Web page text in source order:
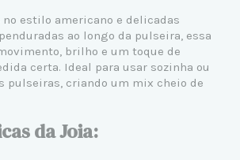
no estilo americano e delicadas
ao longo da pulseira, essa
brilho e um toque de
certa. Ideal para usar sozinha ou
pulseiras, criando um mix cheio de
da Joia: